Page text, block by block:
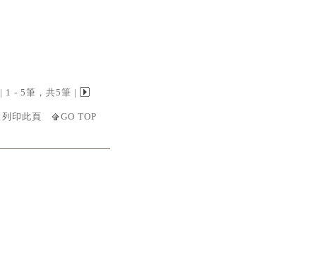
| 1 - 5筆，共5筆 |
列印此頁 GO TOP